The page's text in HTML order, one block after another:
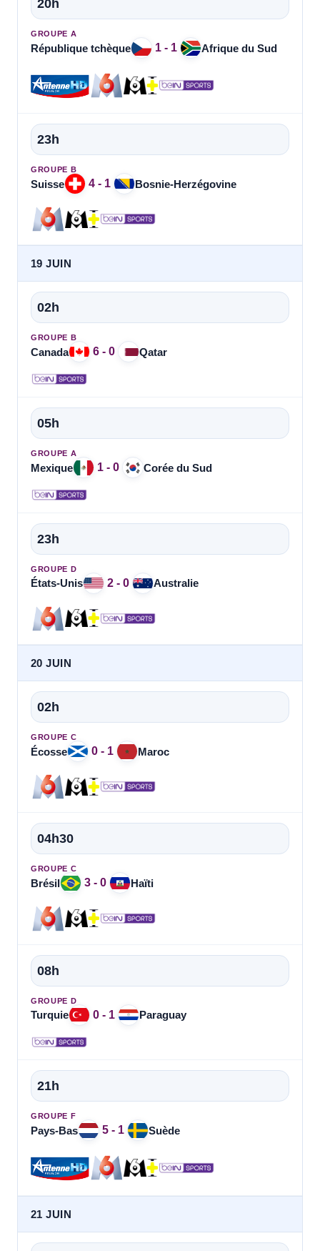
20h
GROUPE A
République tchèque 1 - 1 Afrique du Sud
23h
GROUPE B
Suisse 4 - 1 Bosnie-Herzégovine
19 JUIN
02h
GROUPE B
Canada 6 - 0 Qatar
05h
GROUPE A
Mexique 1 - 0 Corée du Sud
23h
GROUPE D
États-Unis 2 - 0 Australie
20 JUIN
02h
GROUPE C
Écosse 0 - 1 Maroc
04h30
GROUPE C
Brésil 3 - 0 Haïti
08h
GROUPE D
Turquie 0 - 1 Paraguay
21h
GROUPE F
Pays-Bas 5 - 1 Suède
21 JUIN